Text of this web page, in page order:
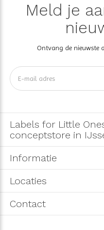
Meld je
Ontvang de nieuwste
Labels for Little
conceptstore in
Informatie
Locaties
Contact